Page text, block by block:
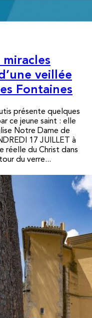
veillée
Fontaines
présente quelques
ce jeune saint : elle
Notre Dame de
17 JUILLET à
réelle du Christ dans
du verre...